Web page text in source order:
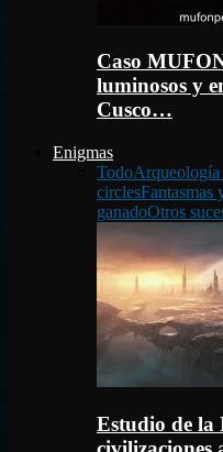
Caso
luminosos y
Cusco…
Enigmas
Todo
circlesFantasmas
ganadoOtros
Estudio de la